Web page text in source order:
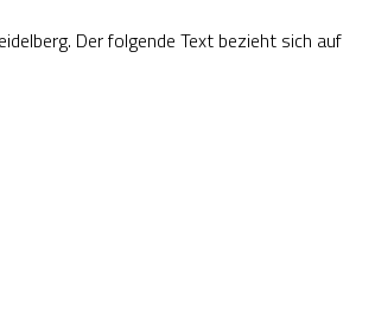
Der folgende Text bezieht sich auf